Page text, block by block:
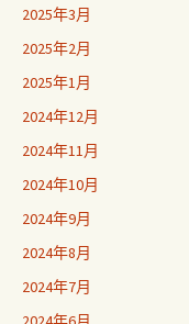
2025年3月
2025年2月
2025年1月
2024年12月
2024年11月
2024年10月
2024年9月
2024年8月
2024年7月